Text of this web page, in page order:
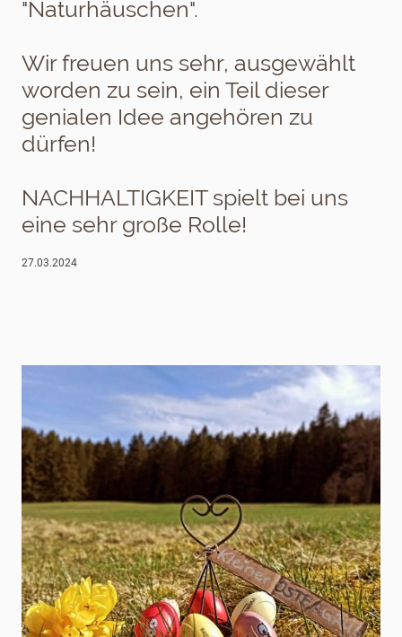
"Naturhäuschen".
Wir freuen uns sehr, ausgewählt
worden zu sein, ein Teil dieser
genialen Idee angehören zu
dürfen!
NACHHALTIGKEIT spielt bei uns
eine sehr große Rolle!
27.03.2024